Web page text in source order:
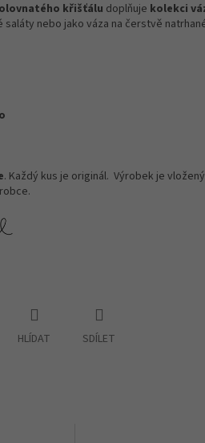
křišťálu doplňuje kolekci
saláty nebo jako váza na čerstvě
. Každý kus je originál. Výrobek je
HLÍDAT SDÍLET